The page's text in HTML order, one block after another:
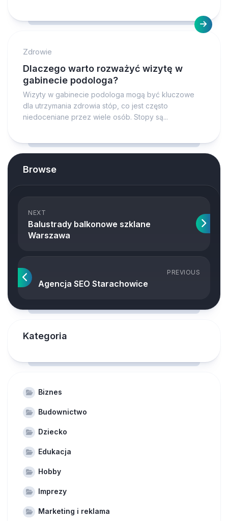
Zdrowie
Dlaczego warto rozważyć wizytę w
gabinecie podologa?
Wizyty w gabinecie podologa mogą być kluczowe
dla utrzymania zdrowia stóp, co jest często
niedoceniane przez wiele osób. Stopy są...
Browse
NEXT
Balustrady balkonowe szklane
Warszawa
PREVIOUS
Agencja SEO Starachowice
Kategoria
Biznes
Budownictwo
Dziecko
Edukacja
Hobby
Imprezy
Marketing i reklama